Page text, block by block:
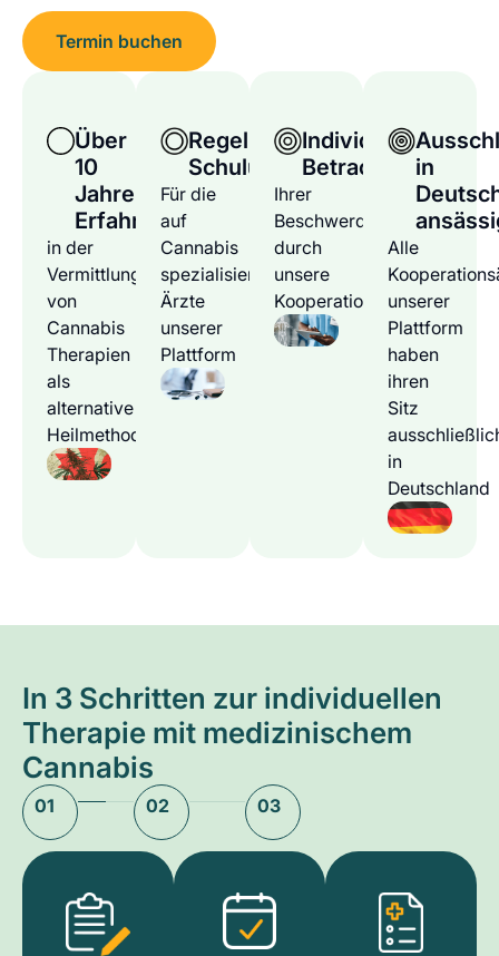
Termin buchen
Über
10
Jahre
Erfahrung
in der
Vermittlung
von
Cannabis
Therapien
als
alternative
Heilmethode
Regelmäßige
Schulungen
Für die
auf
Cannabis
spezialisierten
Ärzte
unserer
Plattform
Individuelle
Betrachtung
Ihrer
Beschwerden
durch
unsere
Kooperationsärzte
in
Alle
unserer
Plattform
haben
ihren
Sitz
in
Deutschland
In 3 Schritten zur individuellen
Therapie mit medizinischem
Cannabis
01 02 03